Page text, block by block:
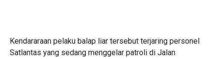
Kendararaan pelaku balap liar tersebut terjaring personel
Satlantas yang sedang menggelar patroli di Jalan